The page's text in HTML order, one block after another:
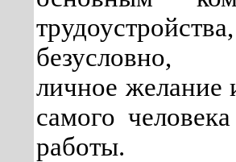
трудоустройства,
безусловно,
личное желание
самого
работы.